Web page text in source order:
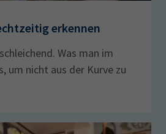
Log-in
erkennen
Was man im
um nicht aus der Kurve zu